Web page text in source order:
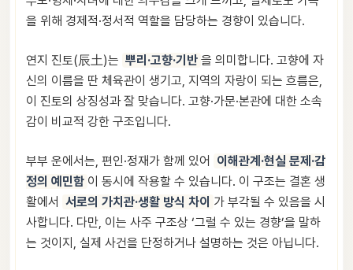
을 위해 경제적·정서적 역할을 담당하는 경향이 있습니다.
연지 진토(辰土)는 뿌리·고향·기반 을 의미합니다. 고향에 자
신의 이름을 딴 체육관이 생기고, 지역의 자랑이 되는 흐름은,
이 진토의 상징성과 잘 맞습니다. 고향·가문·본관에 대한 소속
감이 비교적 강한 구조입니다.
부부 운에서는, 편인·정재가 함께 있어
이해관계·현실 문제·감
정의 예민함 이 동시에 작용할 수 있습니다. 이 구조는 결혼 생
활에서 서로의 가치관·생활 방식 차이 가 부각될 수 있음을 시
사합니다. 다만, 이는 사주 구조상 ‘그럴 수 있는 경향’을 말하
는 것이지, 실제 사건을 단정하거나 설명하는 것은 아닙니다.